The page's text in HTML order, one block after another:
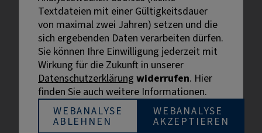
Externe Links sind mit dem Symbol
gekennzeichnet.
Bei personenbezogenen Bezeichnungen wurde aus
Gründen der besseren Lesbarkeit die männliche
Bezeichnung gewählt. Gemeint sind stets alle
Geschlechter.
Textdateien mit einer Gültigkeitsdauer
von maximal zwei Jahren) setzen und die
sich ergebenden Daten verarbeiten dürfen.
Sie können Ihre Einwilligung jederzeit mit
Wirkung für die Zukunft in unserer
Datenschutzerklärung widerrufen. Hier
finden Sie auch weitere Informationen.
WEBANALYSE
ABLEHNEN
WEBANALYSE
AKZEPTIEREN